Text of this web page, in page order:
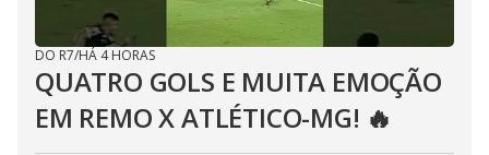
DO R7/HÁ 4 HORAS
QUATRO GOLS E MUITA EMOÇÃO
EM REMO X ATLÉTICO-MG! 🔥